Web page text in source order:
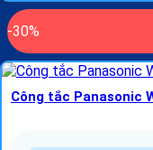
-30%
Công tắc Panasonic